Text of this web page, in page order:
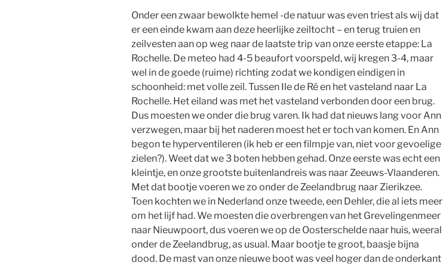
Onder een zwaar bewolkte hemel -de natuur was even triest als wij dat
er een einde kwam aan deze heerlijke zeiltocht – en terug truien en
zeilvesten aan op weg naar de laatste trip van onze eerste etappe: La
Rochelle. De meteo had 4-5 beaufort voorspeld, wij kregen 3-4, maar
wel in de goede (ruime) richting zodat we kondigen eindigen in
schoonheid: met volle zeil. Tussen Ile de Ré en het vasteland naar La
Rochelle. Het eiland was met het vasteland verbonden door een brug.
Dus moesten we onder die brug varen. Ik had dat nieuws lang voor Ann
verzwegen, maar bij het naderen moest het er toch van komen. En Ann
begon te hyperventileren (ik heb er een filmpje van, niet voor gevoelige
zielen?). Weet dat we 3 boten hebben gehad. Onze eerste was echt een
kleintje, en onze grootste buitenlandreis was naar Zeeuws-Vlaanderen.
Met dat bootje voeren we zo onder de Zeelandbrug naar Zierikzee.
Toen kochten we in Nederland onze tweede, een Dehler, die al iets meer
om het lijf had. We moesten die overbrengen van het Grevelingenmeer
naar Nieuwpoort, dus voeren we op de Oosterschelde naar huis, weeral
onder de Zeelandbrug, as usual. Maar bootje te groot, baasje bijna
dood. De mast van onze nieuwe boot was veel hoger dan de onderkant